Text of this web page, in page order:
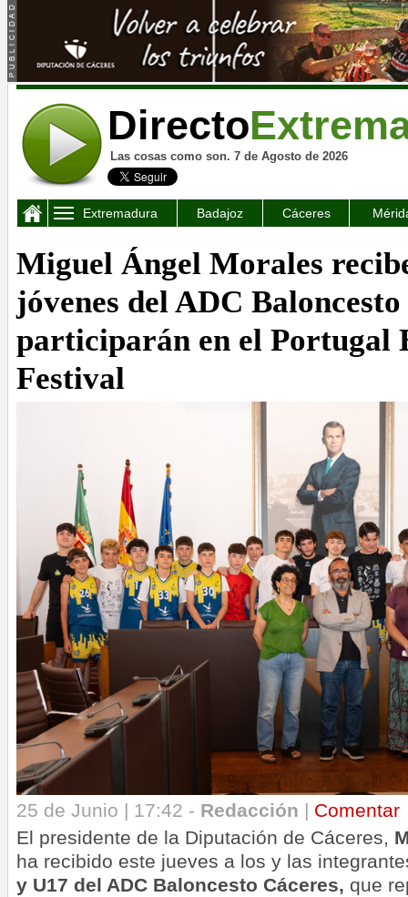
Directo
Las cosas como son. 7 de Agosto de 2026
Extremadura Badajoz Cáceres
Miguel Ángel Morales
jóvenes del ADC
participarán en el Portugal
Festival
25 de Junio | 17:42 - Redacción | Comentar
El presidente de la Diputación de Cáceres,
ha recibido este jueves a los y las
y U17 del ADC Baloncesto Cáceres, que